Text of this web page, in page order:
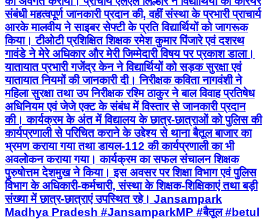
संबंधी महत्वपूर्ण जानकारी प्रदान की, वहीं संस्था के प्रभारी प्राचार्य
आरके मालवीय ने साइबर सेफ्टी के प्रति विद्यार्थियों को जागरूक
किया। टीओटी प्रशिक्षित शिक्षक रमेश कुमार पिंजारे एवं दशरथ
गावंडे ने मेरे अधिकार और मेरी जिम्मेदारी विषय पर प्रकाश डाला।
यातायात प्रभारी गजेंद्र केन ने विद्यार्थियों को सड़क सुरक्षा एवं
यातायात नियमों की जानकारी दी। निरीक्षक कविता नागवंशी ने
महिला सुरक्षा तथा उप निरीक्षक रश्मि ठाकुर ने बाल विवाह प्रतिषेध
अधिनियम एवं जेजे एक्ट के संबंध में विस्तार से जानकारी प्रदान
की। कार्यक्रम के अंत में विद्यालय के छात्र-छात्राओं को पुलिस की
कार्यप्रणाली से परिचित कराने के उद्देश्य से थाना बैतूल बाजार का
भ्रमण कराया गया तथा डायल-112 की कार्यप्रणाली का भी
अवलोकन कराया गया। कार्यक्रम का सफल संचालन शिक्षक
पुरुषोत्तम देशमुख ने किया। इस अवसर पर शिक्षा विभाग एवं पुलिस
विभाग के अधिकारी-कर्मचारी, संस्था के शिक्षक-शिक्षिकाएं तथा बड़ी
संख्या में छात्र-छात्राएं उपस्थित रहे। Jansampark
Madhya Pradesh #JansamparkMP #बैतूल #betul